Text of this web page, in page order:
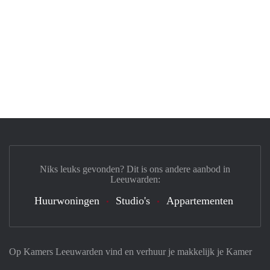
Op Kamers Leeuwarden vind en verhuur je makkelijk je Kamer
Niks leuks gevonden? Dit is ons andere aanbod in
Leeuwarden:
Huurwoningen Studio's Appartementen